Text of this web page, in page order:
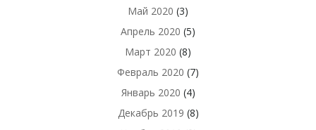
Май 2020 (3)
Апрель 2020 (5)
Март 2020 (8)
Февраль 2020 (7)
Январь 2020 (4)
Декабрь 2019 (8)